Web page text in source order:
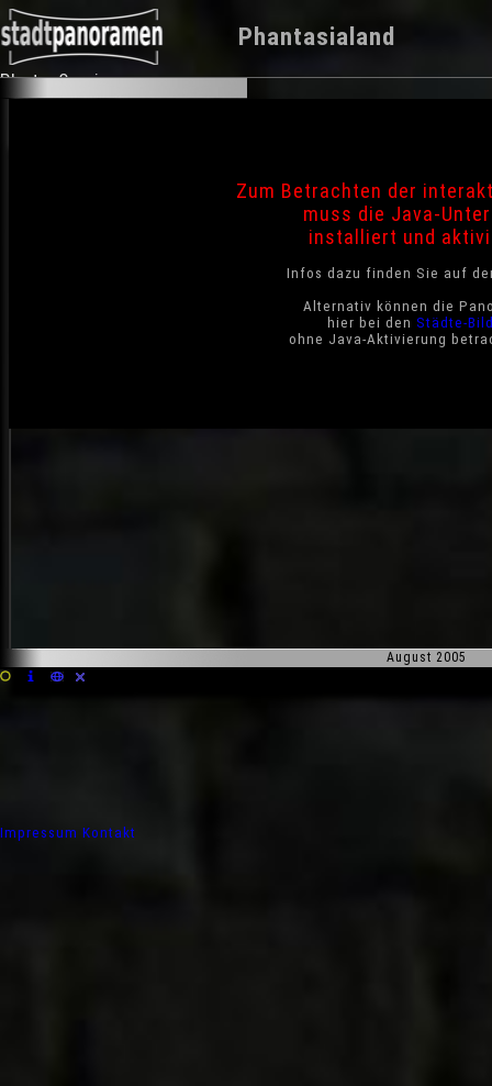
Phantasialand
Photo-Service
Zum Betrachten der
muss die Java-
installiert und
Infos dazu finden Sie auf
Alternativ können die
hier bei den Städte-
ohne Java-Aktivierung
August 2005
Impressum Kontakt